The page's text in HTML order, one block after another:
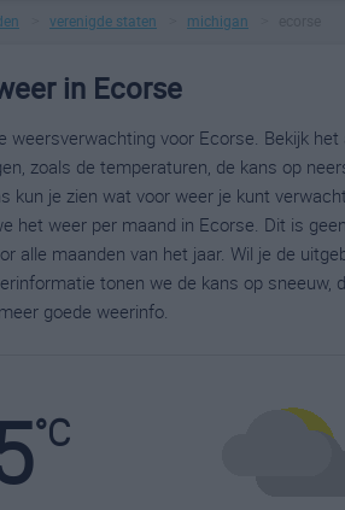
verenigde staten michigan
in Ecorse
weersverwachting voor Ecorse. Bekijk
zoals de temperaturen, de kans op
kun je zien wat voor weer je kunt
het weer per maand in Ecorse. Dit is
alle maanden van het jaar. Wil je de
tonen we de kans op sneeuw,
goede weerinfo.
°C